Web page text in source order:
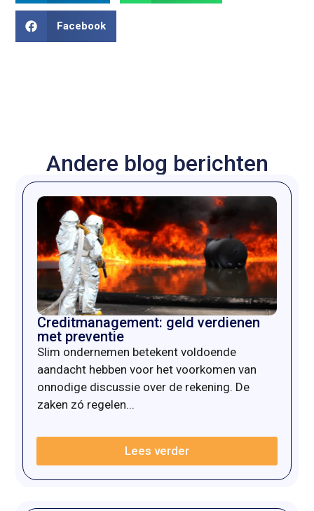
Facebook
Andere blog berichten
Creditmanagement: geld verdienen
met preventie
Slim ondernemen betekent voldoende
aandacht hebben voor het voorkomen van
onnodige discussie over de rekening. De
zaken zó regelen...
Lees verder